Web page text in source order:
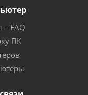
– FAQ
ПК